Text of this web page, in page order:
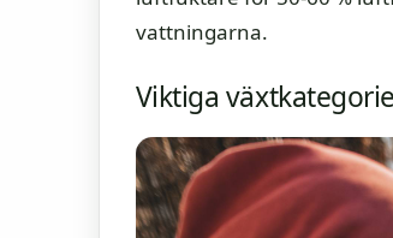
vattningarna.
Viktiga